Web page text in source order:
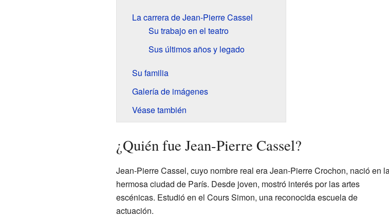
La carrera de Jean-Pierre Cassel
Su trabajo en el teatro
Sus últimos años y legado
Su familia
Galería de imágenes
Véase también
¿Quién fue Jean-Pierre Cassel?
Jean-Pierre Cassel, cuyo nombre real era Jean-Pierre Crochon, nació en
hermosa ciudad de París. Desde joven, mostró interés por las artes
escénicas. Estudió en el Cours Simon, una reconocida escuela de
actuación.